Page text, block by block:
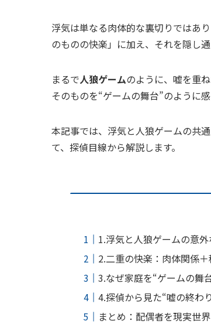
浮気は単なる肉体的な裏切りではあ
のものの快楽」に加え、それを隠し
まるで人狼ゲームのように、嘘を重
そのものを“ゲームの舞台”のように
本記事では、浮気と人狼ゲームの共
て、探偵目線から解説します。
1.浮気と人狼ゲームの意
2.二重の快楽：肉体関係
3.なぜ家庭を“ゲームの舞
4.探偵から見た“嘘の終わ
まとめ：配偶者を現実世